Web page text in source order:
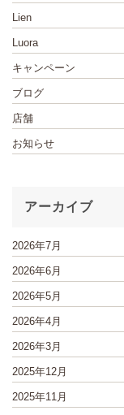
Lien
Luora
キャンペーン
ブログ
店舗
お知らせ
アーカイブ
2026年7月
2026年6月
2026年5月
2026年4月
2026年3月
2025年12月
2025年11月